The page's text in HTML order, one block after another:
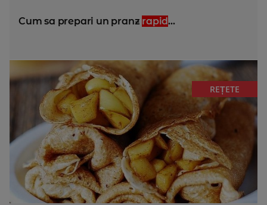
Cum sa prepari un pranz rapid...
REȚETE